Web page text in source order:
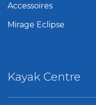
Kayak Centre
Accessoires
Mirage Eclipse